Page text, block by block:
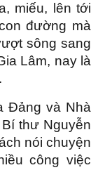
miếu, lên tới
đường mà
sông sang
Lâm, nay là
Đảng và Nhà
thư Nguyễn
nói chuyện
công việc